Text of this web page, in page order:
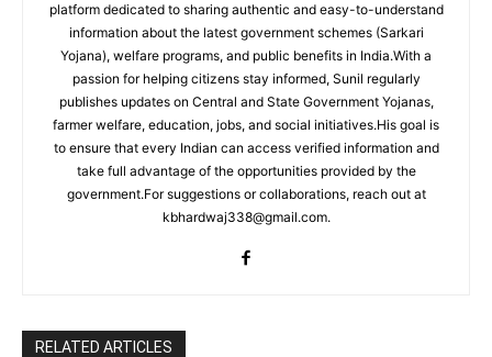
platform dedicated to sharing authentic and easy-to-understand
information about the latest government schemes (Sarkari
Yojana), welfare programs, and public benefits in India.With a
passion for helping citizens stay informed, Sunil regularly
publishes updates on Central and State Government Yojanas,
farmer welfare, education, jobs, and social initiatives.His goal is
to ensure that every Indian can access verified information and
take full advantage of the opportunities provided by the
government.For suggestions or collaborations, reach out at
kbhardwaj338@gmail.com.
RELATED ARTICLES